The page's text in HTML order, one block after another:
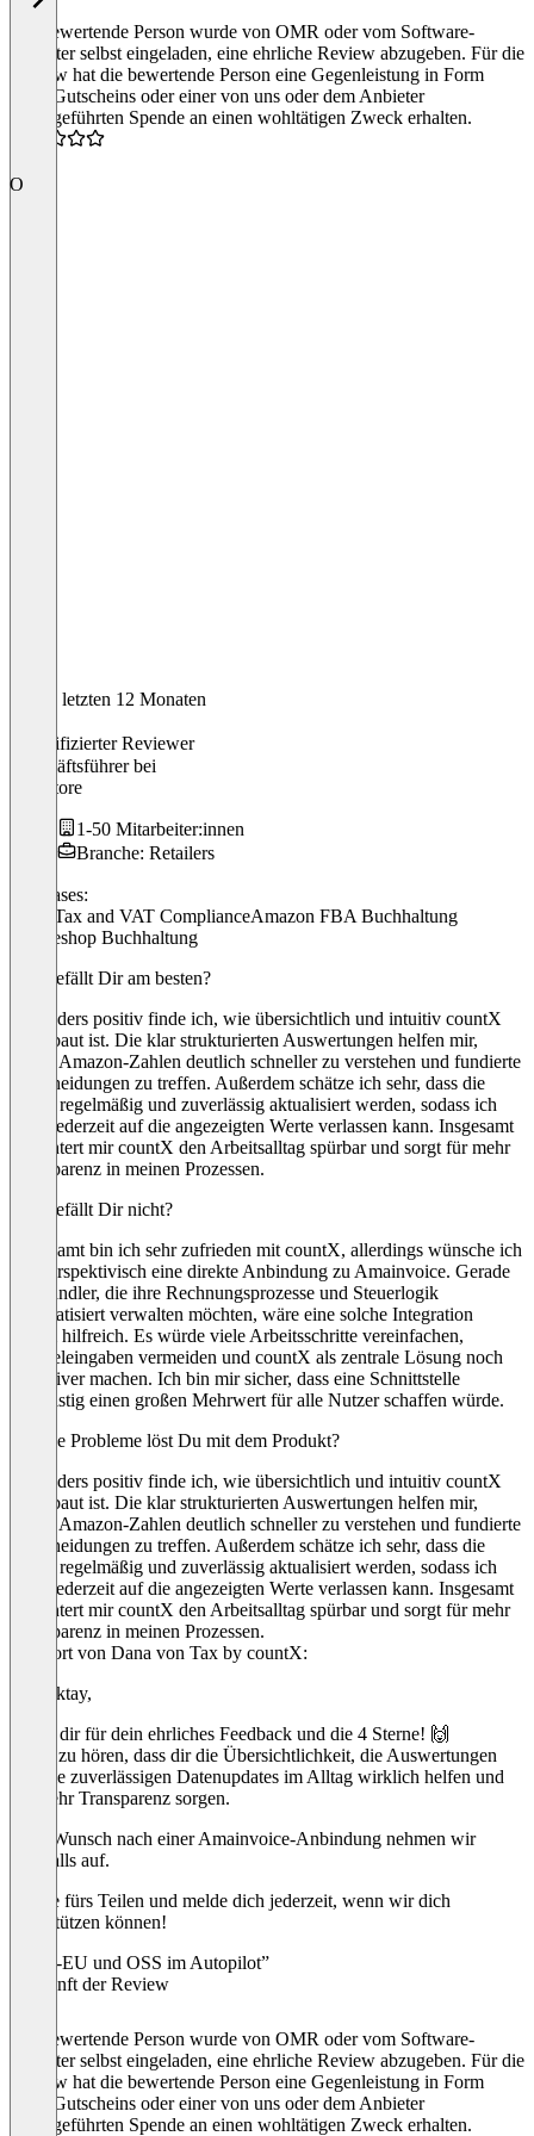
Die bewertende Person wurde von OMR oder vom Software-
Anbieter selbst eingeladen, eine ehrliche Review abzugeben. Für die
Review hat die bewertende Person eine Gegenleistung in Form
eines Gutscheins oder einer von uns oder dem Anbieter
durchgeführten Spende an einen wohltätigen Zweck erhalten.
O
In den letzten 12 Monaten
Verifizierter Reviewer
Geschäftsführerbei
ESAstore
1-50 Mitarbeiter:innen
Branche: Retailers
Use cases:
Sales Tax and VAT ComplianceAmazon FBA Buchhaltung
Onlineshop Buchhaltung
Was gefällt Dir am besten?
Besonders positiv finde ich, wie übersichtlich und intuitiv countX
aufgebaut ist. Die klar strukturierten Auswertungen helfen mir,
meine Amazon-Zahlen deutlich schneller zu verstehen und fundierte
Entscheidungen zu treffen. Außerdem schätze ich sehr, dass die
Daten regelmäßig und zuverlässig aktualisiert werden, sodass ich
mich jederzeit auf die angezeigten Werte verlassen kann. Insgesamt
erleichtert mir countX den Arbeitsalltag spürbar und sorgt für mehr
Transparenz in meinen Prozessen.
Was gefällt Dir nicht?
Insgesamt bin ich sehr zufrieden mit countX, allerdings wünsche ich
mir perspektivisch eine direkte Anbindung zu Amainvoice. Gerade
für Händler, die ihre Rechnungsprozesse und Steuerlogik
automatisiert verwalten möchten, wäre eine solche Integration
enorm hilfreich. Es würde viele Arbeitsschritte vereinfachen,
Doppeleingaben vermeiden und countX als zentrale Lösung noch
attraktiver machen. Ich bin mir sicher, dass eine Schnittstelle
langfristig einen großen Mehrwert für alle Nutzer schaffen würde.
Welche Probleme löst Du mit dem Produkt?
Besonders positiv finde ich, wie übersichtlich und intuitiv countX
aufgebaut ist. Die klar strukturierten Auswertungen helfen mir,
meine Amazon-Zahlen deutlich schneller zu verstehen und fundierte
Entscheidungen zu treffen. Außerdem schätze ich sehr, dass die
Daten regelmäßig und zuverlässig aktualisiert werden, sodass ich
mich jederzeit auf die angezeigten Werte verlassen kann. Insgesamt
erleichtert mir countX den Arbeitsalltag spürbar und sorgt für mehr
Transparenz in meinen Prozessen.
Antwort von Dana von Tax by countX:
Hej Oktay,
danke dir für dein ehrliches Feedback und die 4 Sterne! 🙌
Super zu hören, dass dir die Übersichtlichkeit, die Auswertungen
und die zuverlässigen Datenupdates im Alltag wirklich helfen und
für mehr Transparenz sorgen.
Dein Wunsch nach einer Amainvoice-Anbindung nehmen wir
ebenfalls auf.
Danke fürs Teilen und melde dich jederzeit, wenn wir dich
unterstützen können!
“PAN-EU und OSS im Autopilot”
Herkunft der Review
Die bewertende Person wurde von OMR oder vom Software-
Anbieter selbst eingeladen, eine ehrliche Review abzugeben. Für die
Review hat die bewertende Person eine Gegenleistung in Form
eines Gutscheins oder einer von uns oder dem Anbieter
durchgeführten Spende an einen wohltätigen Zweck erhalten.